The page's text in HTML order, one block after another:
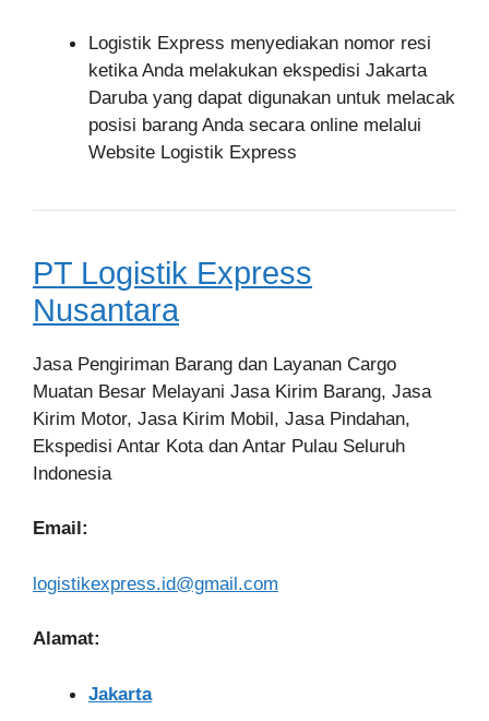
Logistik Express menyediakan nomor resi
ketika Anda melakukan ekspedisi Jakarta
Daruba yang dapat digunakan untuk melacak
posisi barang Anda secara online melalui
Website Logistik Express
PT Logistik Express
Nusantara
Jasa Pengiriman Barang dan Layanan Cargo
Muatan Besar Melayani Jasa Kirim Barang, Jasa
Kirim Motor, Jasa Kirim Mobil, Jasa Pindahan,
Ekspedisi Antar Kota dan Antar Pulau Seluruh
Indonesia
Email:
logistikexpress.id@gmail.com
Alamat:
Jakarta